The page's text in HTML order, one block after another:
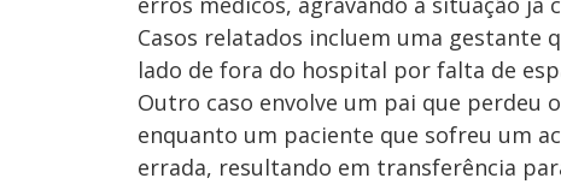
Casos relatados incluem uma gestante
lado de fora do hospital por falta de
Outro caso envolve um pai que perdeu
enquanto um paciente que sofreu um
errada, resultando em transferência